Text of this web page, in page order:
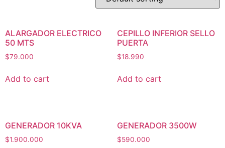
ALARGADOR ELECTRICO
50 MTS
$79.000
Add to cart
CEPILLO INFERIOR SELLO
PUERTA
$18.990
Add to cart
GENERADOR 10KVA
$1.900.000
GENERADOR 3500W
$590.000